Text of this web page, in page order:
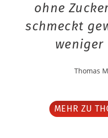
ohne
schmeckt
weniger
Thomas
MEHR ZU